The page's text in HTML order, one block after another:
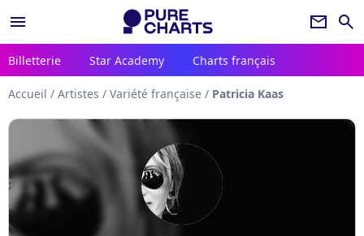
menu newsletter search
Billetterie Star Academy Charts français
Accueil / Artistes / Variété française / Patricia Kaas